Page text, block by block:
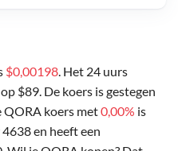
$0,00198. Het 24 uurs
$89. De koers is gestegen
QORA koers met0,00% is
en heeft een